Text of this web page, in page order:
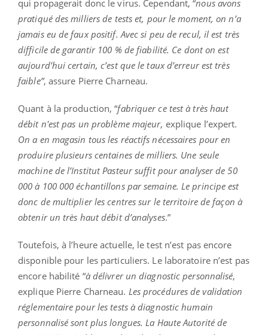
qui propagerait donc le virus. Cependant, “nous avons
pratiqué des milliers de tests et, pour le moment, on n’a
jamais eu de faux positif. Avec si peu de recul, il est très
difficile de garantir 100 % de fiabilité. Ce dont on est
aujourd’hui certain, c’est que le taux d’erreur est très
faible”, assure Pierre Charneau.
Quant à la production, “fabriquer ce test à très haut
débit n'est pas un problème majeur, explique l’expert.
On a en magasin tous les réactifs nécessaires pour en
produire plusieurs centaines de milliers. Une seule
machine de l’Institut Pasteur suffit pour analyser de 50
000 à 100 000 échantillons par semaine. Le principe est
donc de multiplier les centres sur le territoire de façon à
obtenir un très haut débit d’analyses.”
Toutefois, à l’heure actuelle, le test n’est pas encore
disponible pour les particuliers. Le laboratoire n’est pas
encore habilité “à délivrer un diagnostic personnalisé,
explique Pierre Charneau. Les procédures de validation
réglementaire pour les tests à diagnostic humain
personnalisé sont plus longues. La Haute Autorité de